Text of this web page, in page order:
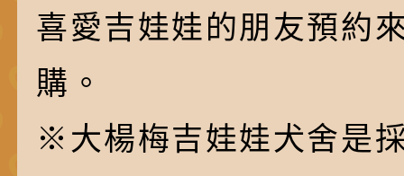
喜愛吉娃娃的朋友預約
購。
※大楊梅吉娃娃犬舍是